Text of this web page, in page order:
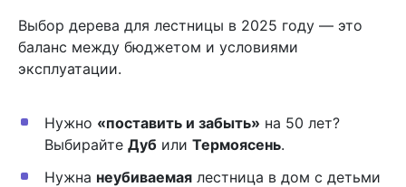
Выбор дерева для лестницы в 2025 году — это
баланс между бюджетом и условиями
эксплуатации.
Нужно «поставить и забыть» на 50 лет?
Выбирайте Дубили Термоясень.
Нужна неубиваемаялестница в дом с детьми